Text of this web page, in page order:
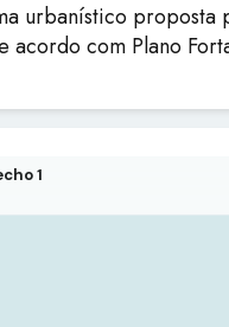
urbanístico proposta
acordo com Plano